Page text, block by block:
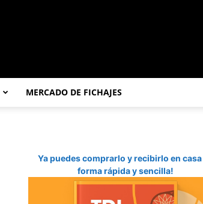
MERCADO DE FICHAJES
Ya puedes comprarlo y recibirlo en casa
forma rápida y sencilla!